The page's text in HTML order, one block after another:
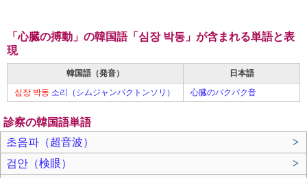
「心臓の搏動」の韓国語「심장 박동」が含まれる単語と表
現
韓国語（発音）
日本語
심장 박동 소리（シムジャンパクトンソリ） 心臓のバクバク音
診察の韓国語単語
초음파（超音波）
>
검안（検眼）
>